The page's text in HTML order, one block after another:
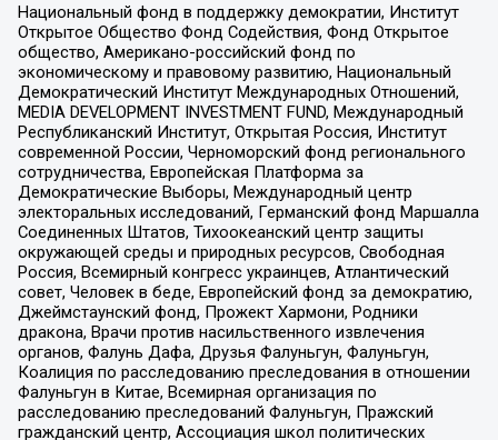
Национальный фонд в поддержку демократии, Институт
Открытое Общество Фонд Содействия, Фонд Открытое
общество, Американо-российский фонд по
экономическому и правовому развитию, Национальный
Демократический Институт Международных Отношений,
MEDIA DEVELOPMENT INVESTMENT FUND, Международный
Республиканский Институт, Открытая Россия, Институт
современной России, Черноморский фонд регионального
сотрудничества, Европейская Платформа за
Демократические Выборы, Международный центр
электоральных исследований, Германский фонд Маршалла
Соединенных Штатов, Тихоокеанский центр защиты
окружающей среды и природных ресурсов, Свободная
Россия, Всемирный конгресс украинцев, Атлантический
совет, Человек в беде, Европейский фонд за демократию,
Джеймстаунский фонд, Прожект Хармони, Родники
дракона, Врачи против насильственного извлечения
органов, Фалунь Дафа, Друзья Фалуньгун, Фалуньгун,
Коалиция по расследованию преследования в отношении
Фалуньгун в Китае, Всемирная организация по
расследованию преследований Фалуньгун, Пражский
гражданский центр, Ассоциация школ политических